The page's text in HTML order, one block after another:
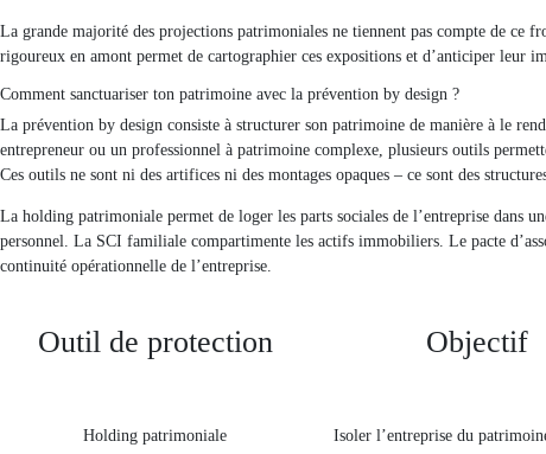
La grande majorité des projections patrimoniales ne tiennent pas compte de ce
rigoureux en amont permet de cartographier ces expositions et d’anticiper leur
Comment sanctuariser ton patrimoine avec la prévention by design ?
La prévention by design consiste à structurer son patrimoine de manière à le
entrepreneur ou un professionnel à patrimoine complexe, plusieurs outils
Ces outils ne sont ni des artifices ni des montages opaques – ce sont des
La holding patrimoniale permet de loger les parts sociales de l’entreprise dans
personnel. La SCI familiale compartimente les actifs immobiliers. Le pacte
continuité opérationnelle de l’entreprise.
Outil de protection Objectif
Holding patrimoniale Isoler l’entreprise du